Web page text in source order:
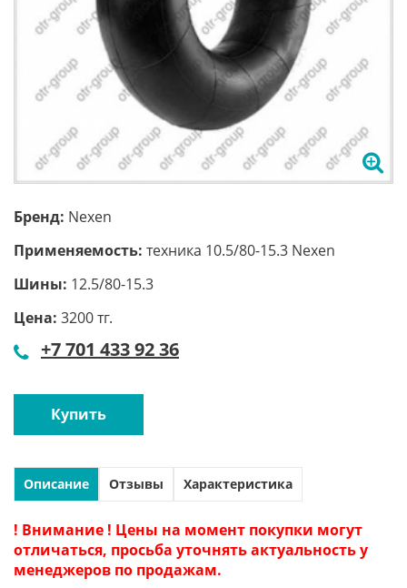
Бренд: Nexen
Применяемость: техника 10.5/80-15.3 Nexen
Шины: 12.5/80-15.3
Цена: 3200 тг.
+7 701 433 92 36
Купить
Описание Отзывы Характеристика
! Внимание ! Цены на момент покупки могут
отличаться, просьба уточнять актуальность у
менеджеров по продажам.